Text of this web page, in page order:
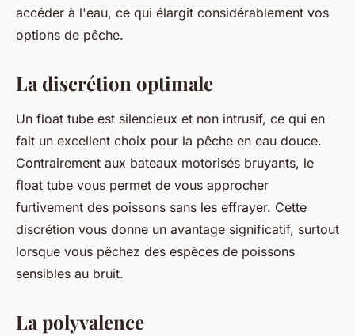
accéder à l'eau, ce qui élargit considérablement vos
options de pêche.
La discrétion optimale
Un float tube est silencieux et non intrusif, ce qui en
fait un excellent choix pour la pêche en eau douce.
Contrairement aux bateaux motorisés bruyants, le
float tube vous permet de vous approcher
furtivement des poissons sans les effrayer. Cette
discrétion vous donne un avantage significatif, surtout
lorsque vous pêchez des espèces de poissons
sensibles au bruit.
La polyvalence